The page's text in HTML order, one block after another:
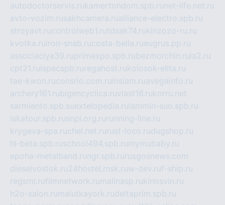
autodoctorservis.rukamertondom.spb.ru net-life.net.ru
avto-vozim.rusakhcamera.rualliance-electro.spb.ru
stroyavt.rucontrolweb1.rutdsak74.rukinzozo-ru.ru
kvotka.ru iron-snab.rucosta-bella.rueugrus.pp.ru
associaciya39.ruprimexpo.spb.rubezmorchin.ru ia2.ru
cpt21.ru ispecspb.ru regahost.rukolosok-elita.ru
tae-kwon.ruconsrio.com.ru insiam.ruavegainfo.ru
archery161.rubigencyclica.ruvlast16.rukorru.net
sarmiento.spb.suextelopedia.ru lammin-suo.spb.ru
iskatour.spb.rusnpi.org.ru running-line.ru
krygeva-spa.ruchel.net.ru rust-loco.rudugshop.ru
hl-beta.spb.ruschool494.spb.ru mymubaby.ru
epoha-metalband.ru ngr.spb.ru rusgosnews.com
dieselvostok.ru24hostel.msk.ruw-dev.ruf-ship.ru
regsmi.rufilmnetwork.ru malinasp.rukinosvin.ru
h2o-salon.ru malutkayork.rudeltaprim.spb.ru